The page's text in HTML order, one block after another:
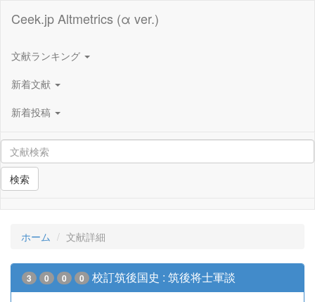
Ceek.jp Altmetrics (α ver.)
文献ランキング
新着文献
新着投稿
検索
ホーム 文献詳細
3 0 0 0 校訂筑後国史 : 筑後将士軍談